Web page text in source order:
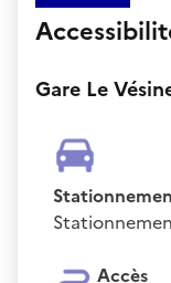
Gare Le
Accès